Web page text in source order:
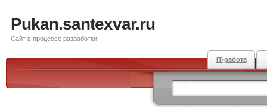
Pukan.santexvar.ru
Сайт в процессе разработки
IT-работа